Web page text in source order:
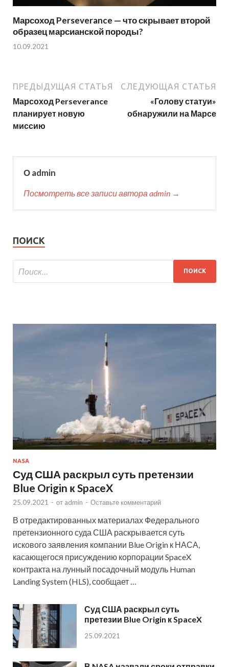
Марсоход Perseverance — что скрывает второй
образец марсианской породы?
10.09.2021
ПРЕДЫДУЩАЯ СТАТЬЯ
Марсоход Perseverance
планирует новую
миссию
СЛЕДУЮЩАЯ СТАТЬЯ
«Голову статуи»
обнаружили на Марсе
О admin
Посмотреть все записи автора admin →
ПОИСК
NASA
Суд США раскрыл суть претензии
Blue Origin к SpaceX
25.09.2021 - от admin - Оставьте комментарий
В отредактированных материалах Федерального
претензионного суда США раскрывается суть
искового заявления компании Blue Origin к НАСА,
касающегося присуждению корпорации SpaceX
контракта на лунный посадочный модуль Human
Landing System (HLS), сообщает …
Суд США раскрыл суть
претезии Blue Origin к SpaceX
25.09.2021